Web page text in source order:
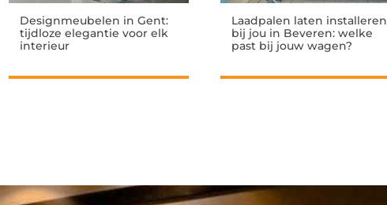
Designmeubelen in Gent:
tijdloze elegantie voor elk
interieur
Laadpalen laten installeren
bij jou in Beveren: welke
past bij jouw wagen?